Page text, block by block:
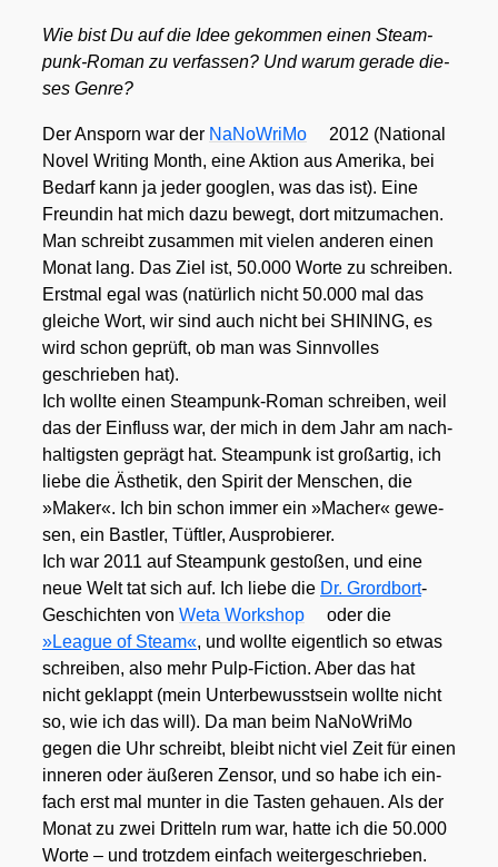
Wie bist Du auf die Idee gekom­men einen Steam­
punk-Roman zu ver­fas­sen? Und war­um gera­de die­
ses Gen­re?
Der Ansporn war der NaNo­Wri­Mo
2012 (Natio­nal
Novel Wri­ting Month, eine Akti­on aus Ame­ri­ka, bei
Bedarf kann ja jeder goog­len, was das ist). Eine
Freun­din hat mich dazu bewegt, dort mit­zu­ma­chen.
Man schreibt zusam­men mit vie­len ande­ren einen
Monat lang. Das Ziel ist, 50.000 Wor­te zu schrei­ben.
Erst­mal egal was (natür­lich nicht 50.000 mal das
glei­che Wort, wir sind auch nicht bei SHINING, es
wird schon geprüft, ob man was Sinn­vol­les
geschrie­ben hat).
Ich woll­te einen Steam­punk-Roman schrei­ben, weil
das der Ein­fluss war, der mich in dem Jahr am nach­
hal­tigs­ten geprägt hat. Steam­punk ist groß­ar­tig, ich
lie­be die Ästhe­tik, den Spi­rit der Men­schen, die
»Maker«. Ich bin schon immer ein »Macher« gewe­
sen, ein Bast­ler, Tüft­ler, Aus­pro­bie­rer.
Ich war 2011 auf Steam­punk gesto­ßen, und eine
neue Welt tat sich auf. Ich lie­be die Dr. Grord­b­ort-
Geschich­ten von Weta Work­shop
oder die
»League of Steam«, und woll­te eigent­lich so etwas
schrei­ben, also mehr Pulp-Fic­tion. Aber das hat
nicht geklappt (mein Unter­be­wusst­sein woll­te nicht
so, wie ich das will). Da man beim NaNo­Wri­Mo
gegen die Uhr schreibt, bleibt nicht viel Zeit für einen
inne­ren oder äuße­ren Zen­sor, und so habe ich ein­
fach erst mal mun­ter in die Tas­ten gehau­en. Als der
Monat zu zwei Drit­teln rum war, hat­te ich die 50.000
Wor­te – und trotz­dem ein­fach wei­ter­ge­schrie­ben.